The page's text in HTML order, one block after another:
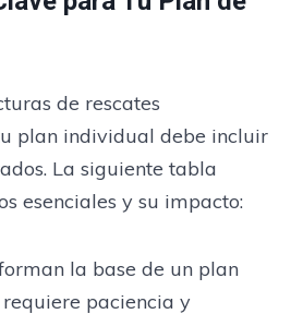
de rescates
plan individual debe incluir
La siguiente tabla
esenciales y su impacto:
la base de un plan
paciencia y